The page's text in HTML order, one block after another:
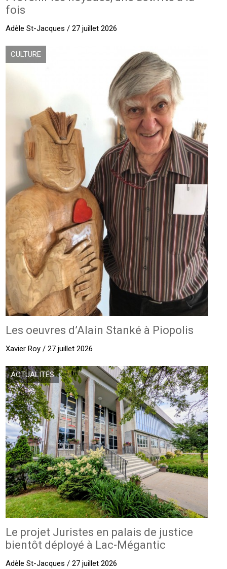
fois
Adèle St-Jacques / 27 juillet 2026
CULTURE
Les oeuvres d’Alain Stanké à Piopolis
Xavier Roy / 27 juillet 2026
ACTUALITÉS
Le projet Juristes en palais de justice
bientôt déployé à Lac-Mégantic
Adèle St-Jacques / 27 juillet 2026